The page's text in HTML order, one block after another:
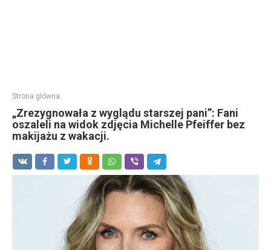
Strona główna
„Zrezygnowała z wyglądu starszej pani”: Fani
oszaleli na widok zdjęcia Michelle Pfeiffer bez
makijażu z wakacji.